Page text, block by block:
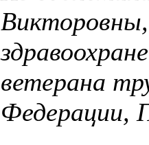
ветерана
Федерации,